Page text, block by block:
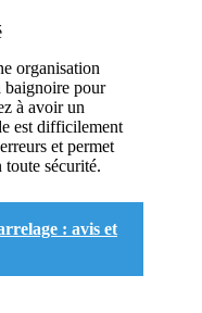
organisation
baignoire pour
à avoir un
est difficilement
et permet
toute sécurité.
: avis et